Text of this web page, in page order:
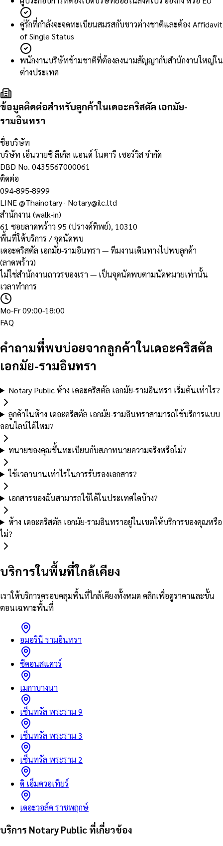
คู่รักที่กำลังจะจดทะเบียนสมรสกับชาวต่างชาติและต้อง Affidavit
of Single Status
พนักงานบริษัทข้ามชาติที่ต้องลงนามสัญญากับสำนักงานใหญ่ใน
ต่างประเทศ
ข้อมูลติดต่อสำหรับลูกค้าในเดอะคริสตัล เอกมัย-
รามอินทรา
ชื่อบริษัท
บริษัท เอ็นวายซี ลีเกิล แอนด์ โนตารี เซอร์วิส จำกัด
DBD No. 0435567000061
ติดต่อ
094-895-8999
LINE@Thainotary· Notary@ilc.ltd
สำนักงาน (walk-in)
61 ซอยลาดพร้าว 95 (ปรางค์ทิพย์), 10310
พื้นที่ให้บริการ / จุดนัดพบ
เดอะคริสตัล เอกมัย-รามอินทรา — ทีมงานเดินทางไปพบลูกค้า
(ลาดพร้าว)
ไม่ใช่สำนักงานถาวรของเรา — เป็นจุดนัดพบตามนัดหมายเท่านั้น
เวลาทำการ
Mo-Fr 09:00-18:00
FAQ
คำถามที่พบบ่อยจากลูกค้าในเดอะคริสตัล
เอกมัย-รามอินทรา
Notary Public ห้าง เดอะคริสตัล เอกมัย-รามอินทรา เริ่มต้นเท่าไร?
ลูกค้าในห้าง เดอะคริสตัล เอกมัย-รามอินทราสามารถใช้บริการแบบ
ออนไลน์ได้ไหม?
ทนายของคุณขึ้นทะเบียนกับสภาทนายความจริงหรือไม่?
ใช้เวลานานเท่าไรในการรับรองเอกสาร?
เอกสารของฉันสามารถใช้ได้ในประเทศใดบ้าง?
ห้าง เดอะคริสตัล เอกมัย-รามอินทราอยู่ในเขตให้บริการของคุณหรือ
ไม่?
บริการในพื้นที่ใกล้เคียง
เราให้บริการครอบคลุมพื้นที่ใกล้เคียงทั้งหมด คลิกเพื่อดูราคาและขั้น
ตอนเฉพาะพื้นที่
อมอรินี รามอินทรา
ซีคอนสแควร์
เมกาบางนา
เซ็นทรัล พระราม 9
เซ็นทรัล พระราม 3
เซ็นทรัล พระราม 2
ดิ เอ็มควอเทียร์
เดอะวอล์ค ราชพฤกษ์
บริการ Notary Public ที่เกี่ยวข้อง